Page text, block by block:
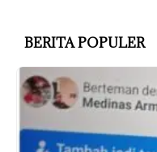
BERITA POPULER